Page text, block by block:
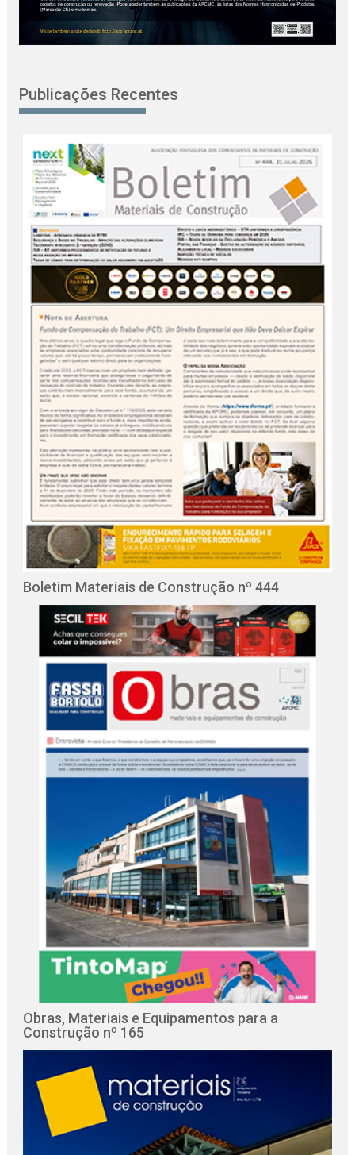
Publicações Recentes
Boletim Materiais de Construção nº 444
Obras, Materiais e Equipamentos para a
Construção nº 165